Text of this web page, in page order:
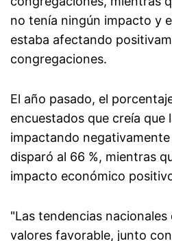
no tenía ningún impacto y
estaba afectando
congregaciones.
El año pasado, el
encuestados que creía que
impactando negativamente
disparó al 66 %, mientras
impacto económico
"Las tendencias
valores favorable, junto